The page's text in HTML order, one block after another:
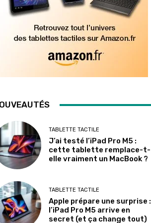
TABLETTE TACTILE
J’ai testé l’iPad Pro M5 :
cette tablette remplace-t-
elle vraiment un MacBook ?
TABLETTE TACTILE
Apple prépare une surprise :
l’iPad Pro M5 arrive en
secret (et ça change tout)